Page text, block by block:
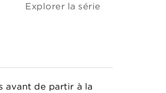
Explorer la série
avant de partir à la